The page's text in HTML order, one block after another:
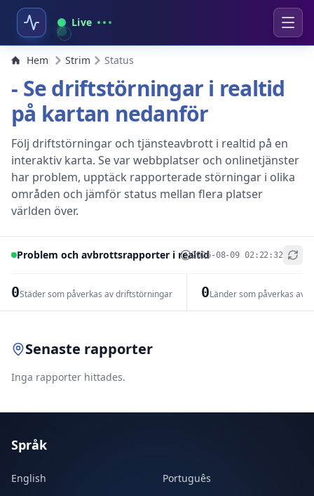
Live
Hem Strim Status
- Se driftstörningar i realtid
på kartan nedanför
Följ driftstörningar och tjänsteavbrott i realtid på en
interaktiv karta. Se var webbplatser och onlinetjänster
har problem, upptäck rapporterade störningar i olika
områden och jämför status mellan flera platser
världen över.
Problem och avbrottsrapporter i realtid2026-08-09 02:22:32
0Städer som påverkas av driftstörningar 0Länder som påverkas av
+
Senaste rapporter
Inga rapporter hittades.
Språk
English
Português